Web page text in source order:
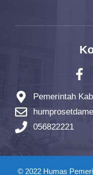
Pemerintah
056822221
© 2022 Humas